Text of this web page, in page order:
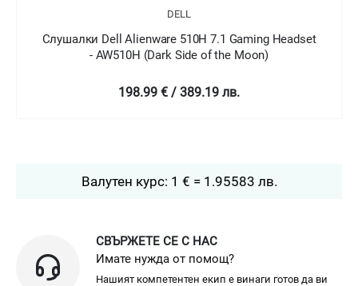
Alienware 510H 7.1 Gaming Headset
(Dark Side of the Moon)
198.99 € / 389.19 лв.
Слушалки
Валутен курс: 1 € = 1.95583 лв.
СВЪРЖЕТЕ СЕ С НАС
Имате нужда от помощ?
Нашият компетентен екип е винаги готов да ви